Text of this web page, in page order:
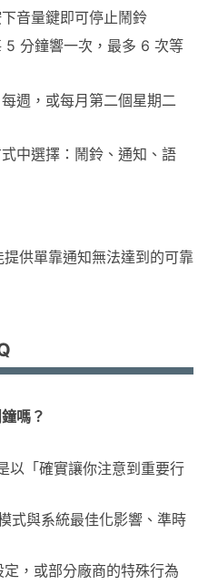
音量鍵即可停止鬧鈴
5 分鐘響一次，最多 6 次等
週，或每月第二個星期二
中選擇：鬧鈴、通知、語
供單靠通知無法達到的可靠
嗎？
以「確實讓你注意到重要行
式與系統最佳化影響、準時
，或部分廠商的特殊行為